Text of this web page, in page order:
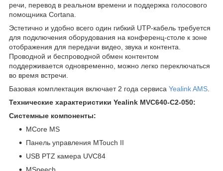
речи, перевод в реальном времени и поддержка голосового
помощника Cortana.
Эстетично и удобно всего один гибкий UTP-кабель требуется
для подключения оборудования на конференц-столе к зоне
отображения для передачи видео, звука и контента.
Проводной и беспроводной обмен контентом
поддерживается одновременно, можно легко переключаться
во время встречи.
Базовая комплектация включает 2 года сервиса Yealink AMS
Технические характеристики Yealink MVC640-C2-050:
Системные компоненты:
MCore MS
Панель управления MTouch II
USB PTZ камера UVC84
MSpeech